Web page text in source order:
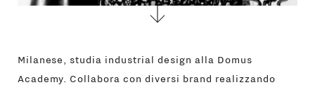
Milanese, studia industrial design alla Domus
Academy. Collabora con diversi brand realizzando